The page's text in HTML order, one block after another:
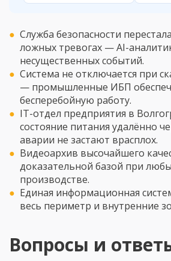
Служба безопасности
ложных тревогах — AI-
несущественных событий.
Система не отключается при
— промышленные ИБП
бесперебойную работу.
IT-отдел предприятия в
состояние питания удалённо
аварии не застают врасплох.
Видеоархив высочайшего
доказательной базой при
производстве.
Единая информационная
весь периметр и внутренние
Вопросы и